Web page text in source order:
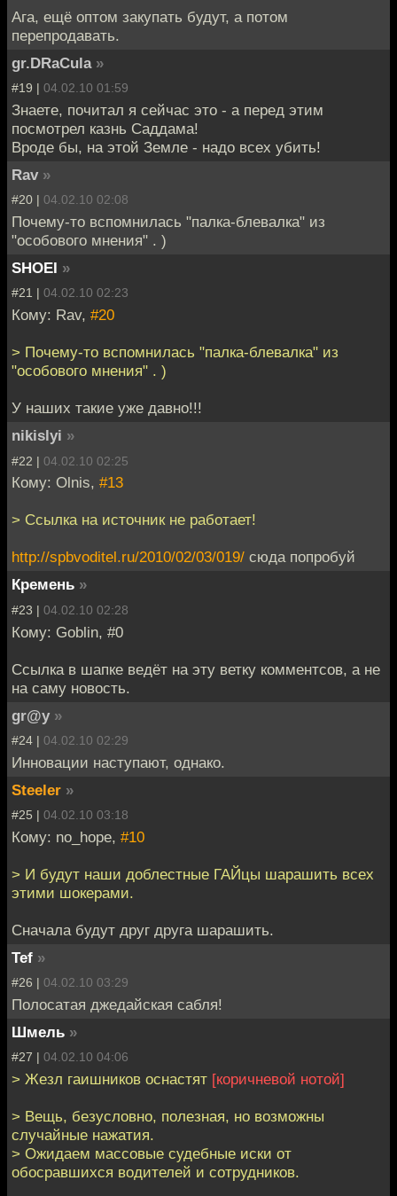
Ага, ещё оптом закупать будут, а потом
перепродавать.
gr.DRaCula »
#19 | 04.02.10 01:59
Знаете, почитал я сейчас это - а перед этим
посмотрел казнь Саддама!
Вроде бы, на этой Земле - надо всех убить!
Rav »
#20 | 04.02.10 02:08
Почему-то вспомнилась "палка-блевалка" из
"особового мнения" . )
SHOEI »
#21 | 04.02.10 02:23
Кому: Rav, #20
> Почему-то вспомнилась "палка-блевалка" из
"особового мнения" . )
У наших такие уже давно!!!
nikislyi »
#22 | 04.02.10 02:25
Кому: Olnis, #13
> Ссылка на источник не работает!
http://spbvoditel.ru/2010/02/03/019/ сюда попробуй
Кремень »
#23 | 04.02.10 02:28
Кому: Goblin, #0
Ссылка в шапке ведёт на эту ветку комментсов, а не
на саму новость.
gr@y »
#24 | 04.02.10 02:29
Инновации наступают, однако.
Steeler »
#25 | 04.02.10 03:18
Кому: no_hope, #10
> И будут наши доблестные ГАЙцы шарашить всех
этими шокерами.
Сначала будут друг друга шарашить.
Tef »
#26 | 04.02.10 03:29
Полосатая джедайская сабля!
Шмель »
#27 | 04.02.10 04:06
> Жезл гаишников оснастят [коричневой нотой]
> Вещь, безусловно, полезная, но возможны
случайные нажатия.
> Ожидаем массовые судебные иски от
обосравшихся водителей и сотрудников.